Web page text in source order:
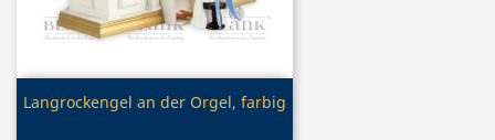
Vorschau
Langrockengel an der Orgel, farbig